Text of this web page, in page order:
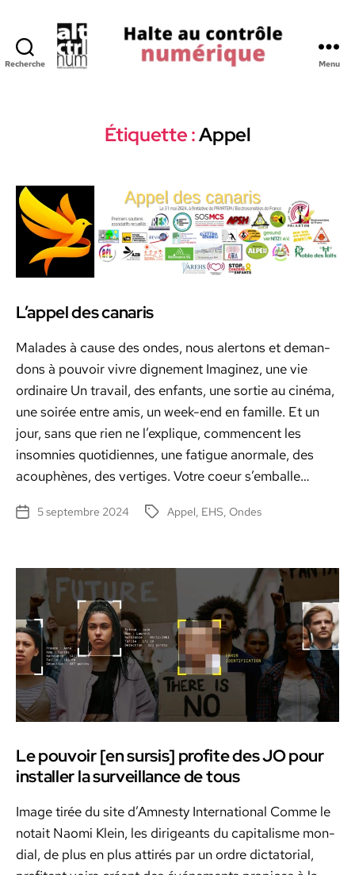
Recherche
Numerique
Menu
Étiquette :Appel
L’appel des canaris
Malades à cause des ondes, nous aler­tons et deman­
dons à pou­voir vivre digne­ment Imag­inez, une vie
ordi­naire Un tra­vail, des enfants, une sor­tie au ciné­ma,
une soirée entre amis, un week-end en famille. Et un
jour, sans que rien ne l’explique, com­men­cent les
insom­nies quo­ti­di­ennes, une fatigue anor­male, des
acouphènes, des ver­tiges. Votre coeur s’emballe…
Date5 septembre 2024 Étiquettes
Appel, EHS, Ondes
Le pouvoir [en sursis] profite des JO pour
installer la surveillance de tous
Image tirée du site d’Amnesty Inter­na­tion­al Comme le
notait Nao­mi Klein, les dirigeants du cap­i­tal­isme mon­
di­al, de plus en plus attirés par un ordre dic­ta­to­r­i­al,